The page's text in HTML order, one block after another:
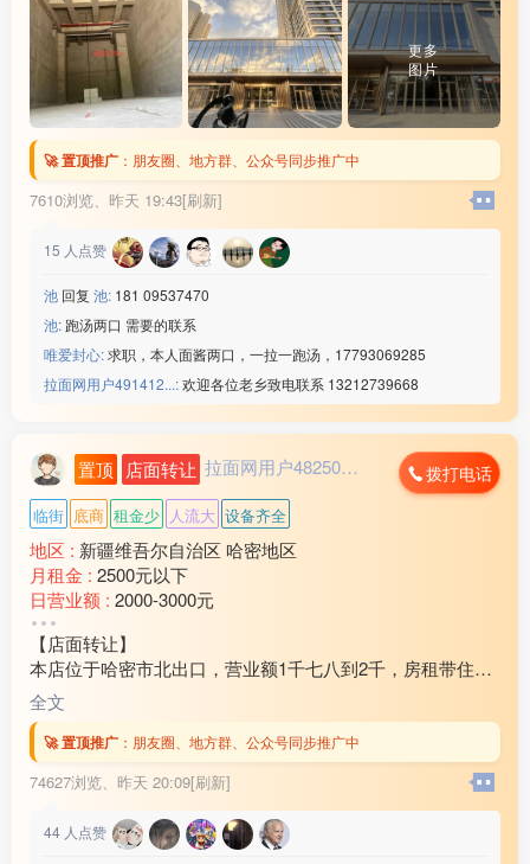
更多
图片
🚀 置顶推广 ： 朋友圈、地方群、公众号同步推广中
7610浏览、 昨天 19:43[刷新]
15 人点赞
池 回复 池: 181 09537470
池: 跑汤两口 需要的联系
唯爱封心:求职，本人面酱两口，一拉一跑汤，17793069285
拉面网用户491412...:欢迎各位老乡致电联系 13212739668
置顶 店面转让 拉面网用户482503... 拨打电话
临街 底商 租金少 人流大 设备齐全
地区 : 新疆维吾尔自治区 哈密地区
月租金 : 2500元以下
日营业额 : 2000-3000元
转让费 :
【店面转让】
本店位于哈密市北出口，营业额1千七八到2千，房租带住房
3万2还剩十个月房租，因家中有事现对外转让，装让费15
万，有意向的联系18***21
全文
🚀 置顶推广 ： 朋友圈、地方群、公众号同步推广中
74627浏览、 昨天 20:09[刷新]
44 人点赞